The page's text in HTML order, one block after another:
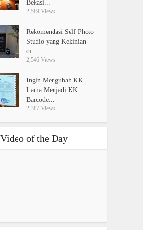
Bekasi...
2,589 Views
Rekomendasi Self Photo
Studio yang Kekinian
di...
2,546 Views
Ingin Mengubah KK
Lama Menjadi KK
Barcode...
2,387 Views
Video of the Day